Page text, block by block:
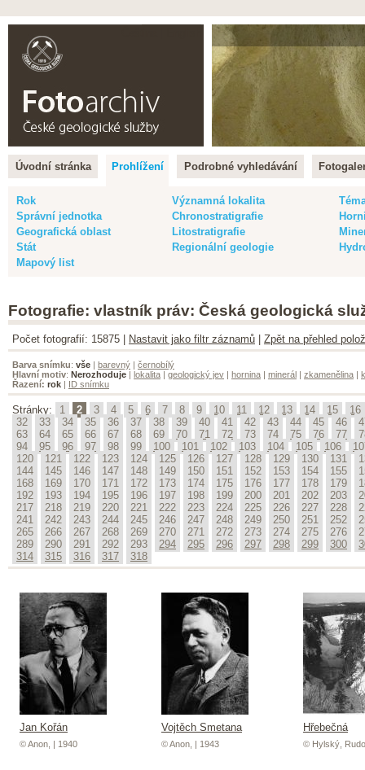
Úvodní stránka Prohlížení Podrobné vyhledávání
Rok Významná lokalita
Správní jednotka
Chronostratigrafie
Geografická oblast
Litostratigrafie
Stát
Regionální geologie
Mapový list
Fotografie: vlastník práv: Česká geologická
Počet fotografií: 15875 | Nastavit jako filtr záznamů Zpět na přehled
Barva snímku: vše | barevný | černobílý
Hlavní motiv: Nerozhoduje | lokalita | geologický jev | hornina | minerál | zkamenělina |
Řazení: rok | ID snímku
Stránky: 1 2 3 4 5 6 7 8 9 10 11 12 13 14 15
16
32
33 34 35 36 37 38 39 40 41 42 43 44 45 46
63
64 65 66 67 68 69 70 71 72 73 74 75 76 77
94
95 96 97 98 99 100 101 102 103 104 105 106
120
121 122 123 124 125 126 127 128 129 130 131
144
145 146 147 148 149 150 151 152 153 154 155
168
169 170 171 172 173 174 175 176 177 178 179
192
193 194 195 196 197 198 199 200 201 202 203
217
218 219 220 221 222 223 224 225 226 227 228
241
242 243 244 245 246 247 248 249 250 251 252
265
266 267 268 269 270 271 272 273 274 275 276
289
290 291 292 293 294 295 296 297 298 299 300
314
315 316 317 318
Jan Kořán
© Anon, | 1940
Vojtěch Smetana
© Anon, | 1943
Hřebečná
© Hylský,